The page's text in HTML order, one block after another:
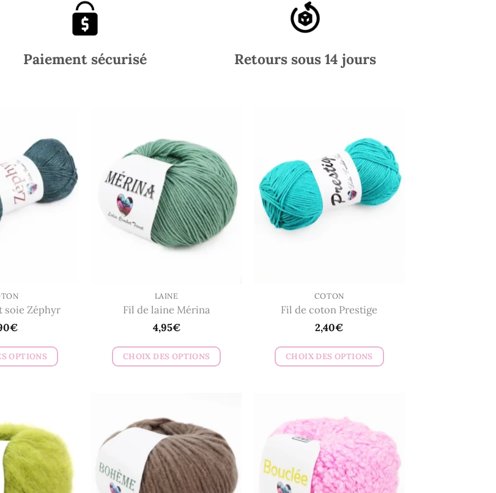
Paiement sécurisé Retours sous 14 jours
soie Zéphyr
€
OPTIONS
plusieurs
variations.
Les
options
peuvent
LAINE
Fil de laine Mérina
4,95€
CHOIX DES OPTIONS
plusieurs
variations.
Les
options
peuvent
COTON
Fil de coton Prestige
2,40€
CHOIX DES OPTIONS
plusieurs
variations.
Les
options
peuvent